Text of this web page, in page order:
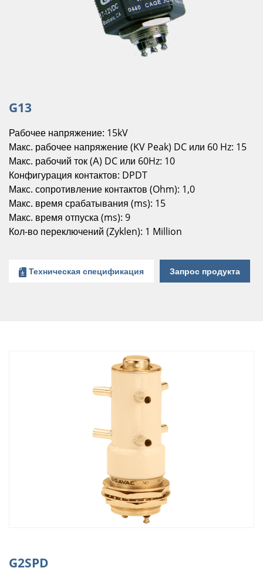
G13
Рабочее напряжение: 15kV
Макс. рабочее напряжение (KV Peak) DC или 60 Hz: 15
Макс. рабочий ток (А) DC или 60Hz: 10
Конфигурация контактов: DPDT
Макс. сопротивление контактов (Ohm): 1,0
Макс. время срабатывания (ms): 15
Макс. время отпуска (ms): 9
Кол-во переключений (Zyklen): 1 Million
Техническая спецификация Запрос продукта
G2SPD